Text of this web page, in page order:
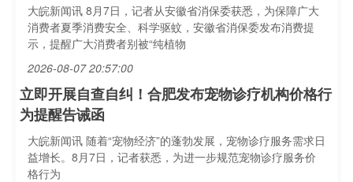
大皖新闻讯 8月7日，记者从安徽省消保委获悉，为保障广大
消费者夏季消费安全、科学驱蚊，安徽省消保委发布消费提
示，提醒广大消费者别被“纯植物
2026-08-07 20:57:00
立即开展自查自纠！合肥发布宠物诊疗机构价格行
为提醒告诫函
大皖新闻讯 随着“宠物经济”的蓬勃发展，宠物诊疗服务需求日
益增长。8月7日，记者获悉，为进一步规范宠物诊疗服务价
格行为